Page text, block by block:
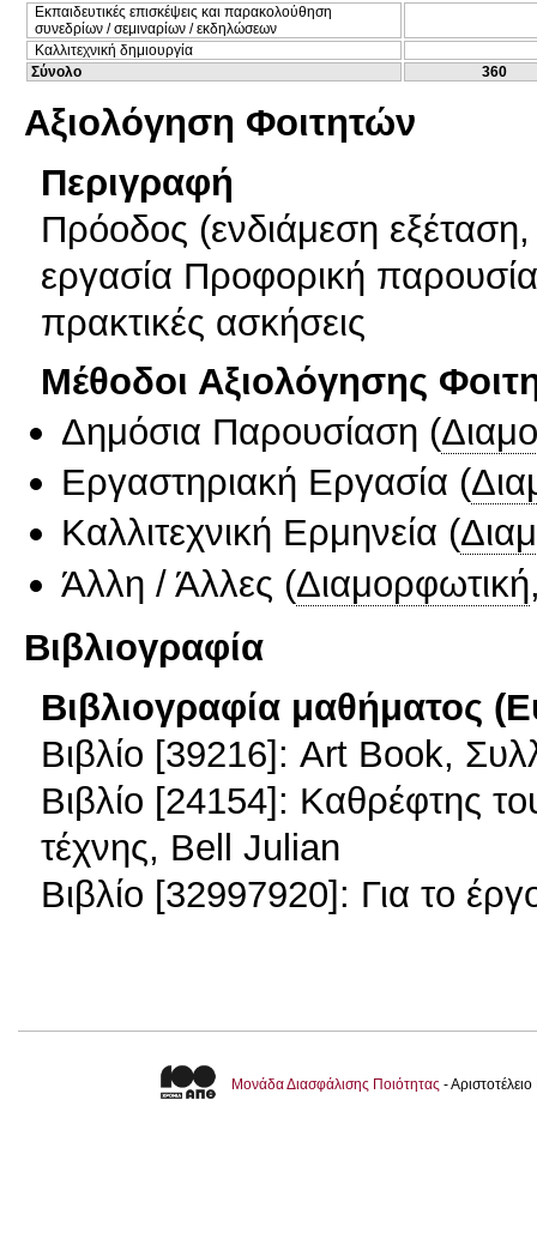
Εκπαιδευτικές επισκέψεις και παρακολούθηση
συνεδρίων / σεμιναρίων / εκδηλώσεων
Καλλιτεχνική δημιουργία
Σύνολο
360
Αξιολόγηση Φοιτητών
Περιγραφή
Πρόοδος (ενδιάμεση
εργασία Προφορική
πρακτικές ασκήσεις
Μέθοδοι Αξιολόγησης
Δημόσια Παρουσίαση (
Εργαστηριακή Εργασία (
Καλλιτεχνική Ερμηνεία (
Άλλη / Άλλες (Διαμορφωτική
Βιβλιογραφία
Βιβλιογραφία μαθήματος
Βιβλίο [39216]: Art Book,
Βιβλίο [24154]: Καθρέφτης
τέχνης, Bell Julian
Βιβλίο [32997920]: Για το
Μονάδα Διασφάλισης Ποιότητας -